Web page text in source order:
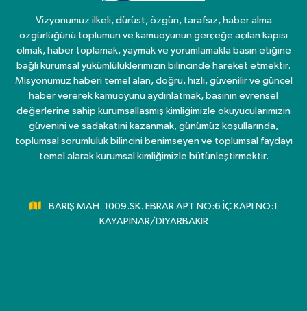
Vizyonumuz ilkeli, dürüst, özgün, tarafsız, haber alma
özgürlüğünü toplumun ve kamuoyunun gerçeğe açılan kapısı
olmak, haber toplamak, yaymak ve yorumlamakla basın etiğine
bağlı kurumsal yükümlülüklerimizin bilincinde hareket etmektir.
Misyonumuz haberi temel alan, doğru, hızlı, güvenilir ve güncel
haber vererek kamuoyunu aydınlatmak, basının evrensel
değerlerine sahip kurumsallaşmış kimliğimizle okuyucularımızın
güvenini ve sadakatini kazanmak, günümüz koşullarında,
toplumsal sorumluluk bilincini benimseyen ve toplumsal faydayı
temel alarak kurumsal kimliğimizle bütünleştirmektir.
BARIŞ MAH. 1009.SK. EBRAR APT NO:6 İÇ KAPI NO:1
KAYAPINAR/DİYARBAKIR